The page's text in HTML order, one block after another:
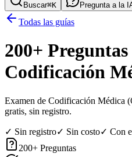
Buscar⌘K Pregunta a la
Todas las guías
200+
Codificación
Examen de Codificación Médica
gratis, sin registro.
✓ Sin registro✓ Sin costo✓ Con
200+ Preguntas